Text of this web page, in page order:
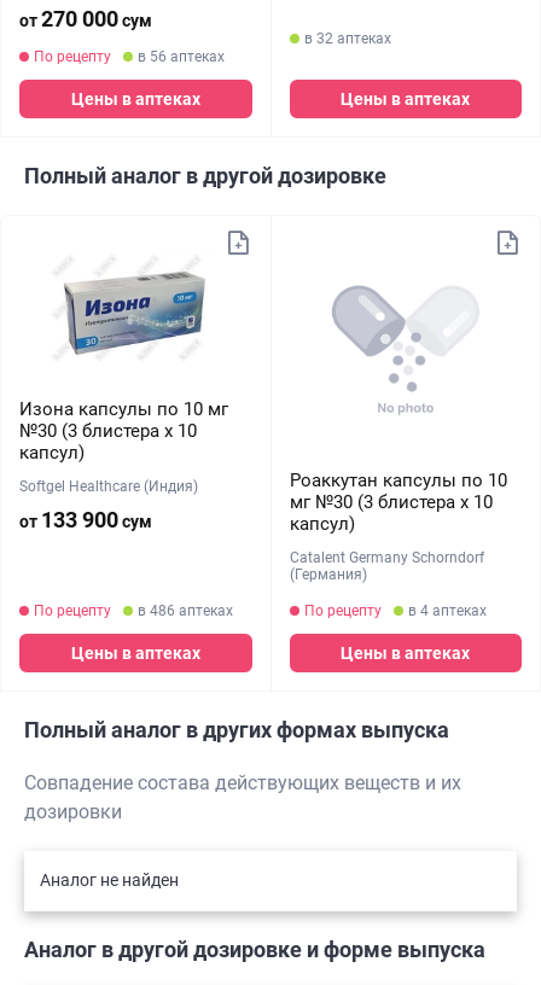
от270 000сум
По рецепту в 56 аптеках
Цены в аптеках
в 32 аптеках
Цены в аптеках
Полный аналог в другой дозировке
Изона капсулы по 10 мг
№30 (3 блистера х 10
капсул)
Softgel Healthcare (Индия)
от 133 900сум
По рецепту в 486 аптеках
Цены в аптеках
Роаккутан капсулы по 10
мг №30 (3 блистера х 10
капсул)
Catalent Germany Schorndorf
(Германия)
По рецепту в 4 аптеках
Цены в аптеках
Полный аналог в других формах выпуска
Совпадение состава действующих веществ и их
дозировки
Аналог не найден
Аналог в другой дозировке и форме выпуска